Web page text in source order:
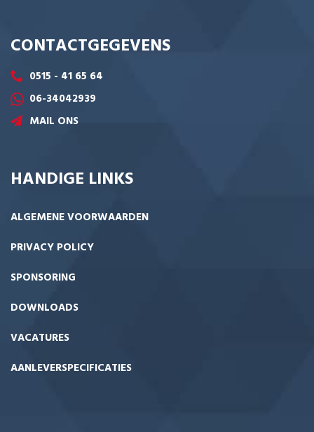
CONTACTGEGEVENS
0515 - 41 65 64
06-34042939
MAIL ONS
HANDIGE LINKS
ALGEMENE VOORWAARDEN
PRIVACY POLICY
SPONSORING
DOWNLOADS
VACATURES
AANLEVERSPECIFICATIES